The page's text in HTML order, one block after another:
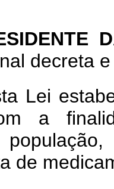
DA
decreta
Lei
a
de